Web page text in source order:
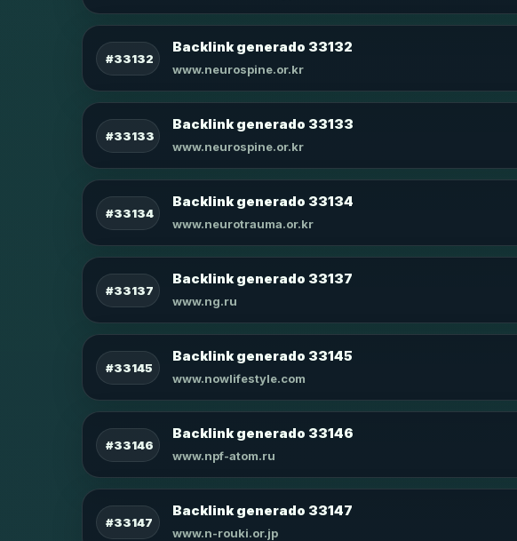
#33132
Backlink generado 33132
www.neurospine.or.kr
#33133
Backlink generado 33133
www.neurospine.or.kr
#33134
Backlink generado 33134
www.neurotrauma.or.kr
#33137
Backlink generado 33137
www.ng.ru
#33145
Backlink generado 33145
www.nowlifestyle.com
#33146
Backlink generado 33146
www.npf-atom.ru
#33147
Backlink generado 33147
www.n-rouki.or.jp